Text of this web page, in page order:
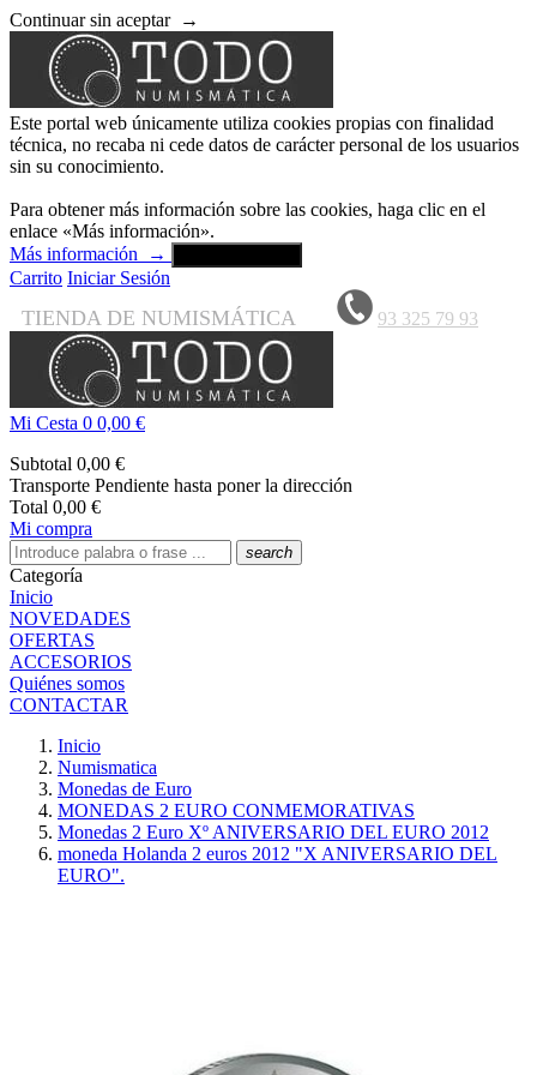
Continuar sin aceptar →
Este portal web únicamente utiliza cookies propias con finalidad
técnica, no recaba ni cede datos de carácter personal de los usuarios
sin su conocimiento.
Para obtener más información sobre las cookies, haga clic en el
enlace «Más información».
Más información
→
Carrito Iniciar Sesión
TIENDA DE NUMISMÁTICA 93 325 79 93
Mi Cesta 0 0,00 €
Subtotal 0,00 €
Transporte Pendiente hasta poner la dirección
Total 0,00 €
Mi compra
search
Categoría
Inicio
NOVEDADES
OFERTAS
ACCESORIOS
Quiénes somos
CONTACTAR
Inicio
Numismatica
Monedas de Euro
MONEDAS 2 EURO CONMEMORATIVAS
Monedas 2 Euro Xº ANIVERSARIO DEL EURO 2012
moneda Holanda 2 euros 2012 "X ANIVERSARIO DEL
EURO".